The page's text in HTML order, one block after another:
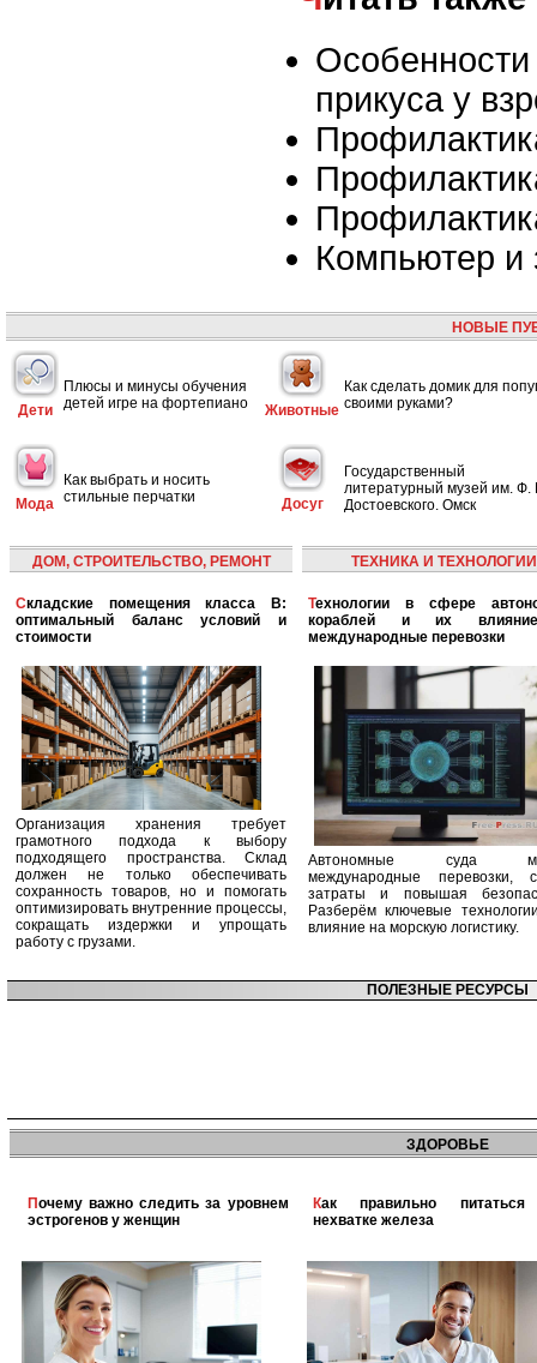
прикуса у
Компьютер и
НОВЫЕ
Дети
Плюсы и минусы обучения
детей игре на фортепиано
Животные
Как сделать домик для
своими руками?
Мода
Как выбрать и носить
стильные перчатки
Досуг
Государственный
литературный музей им. Ф.
Достоевского. Омск
ДОМ, СТРОИТЕЛЬСТВО, РЕМОНТ
Складские помещения класса B:
оптимальный баланс условий и
стоимости
Организация хранения требует
грамотного подхода к выбору
подходящего пространства. Склад
должен не только обеспечивать
сохранность товаров, но и помогать
оптимизировать внутренние процессы,
сокращать издержки и упрощать
работу с грузами.
ТЕХНИКА И ТЕХНОЛОГИИ
Технологии в сфере автономных
кораблей и их
международные перевозки
Автономные суда
международные перевозки,
затраты и повышая
Разберём ключевые
влияние на морскую логистику.
ПОЛЕЗНЫЕ РЕСУРСЫ
ЗДОРОВЬЕ
Почему важно следить за уровнем
эстрогенов у женщин
Как правильно питаться при
нехватке железа